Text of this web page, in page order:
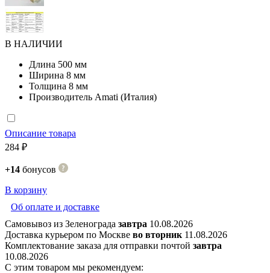
В НАЛИЧИИ
Длина 500 мм
Ширина 8 мм
Толщина 8 мм
Производитель Amati (Италия)
Описание товара
284 ₽
+14 бонусов
В корзину
Об оплате и доставке
Самовывоз из Зеленограда завтра 10.08.2026
Доставка курьером по Москве во вторник 11.08.2026
Комплектование заказа для отправки почтой завтра
10.08.2026
С этим товаром мы рекомендуем: